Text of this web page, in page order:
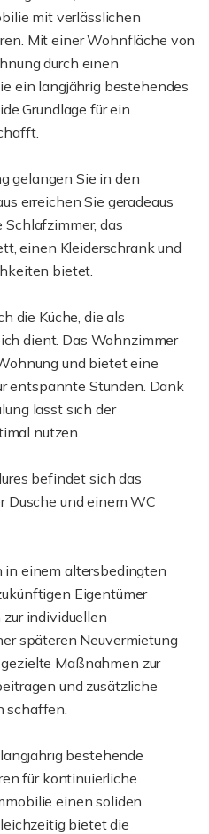
mit verlässlichen
Mit einer Wohnfläche von
durch einen
ein langjährig bestehendes
Grundlage für ein
gelangen Sie in den
erreichen Sie geradeaus
das
einen Kleiderschrank und
bietet.
die Küche, die als
dient. Das Wohnzimmer
und bietet eine
entspannte Stunden. Dank
lässt sich der
nutzen.
befindet sich das
Dusche und einem WC
einem altersbedingten
Eigentümer
individuellen
späteren Neuvermietung
Maßnahmen zur
und zusätzliche
schaffen.
bestehende
für kontinuierliche
einen soliden
bietet die